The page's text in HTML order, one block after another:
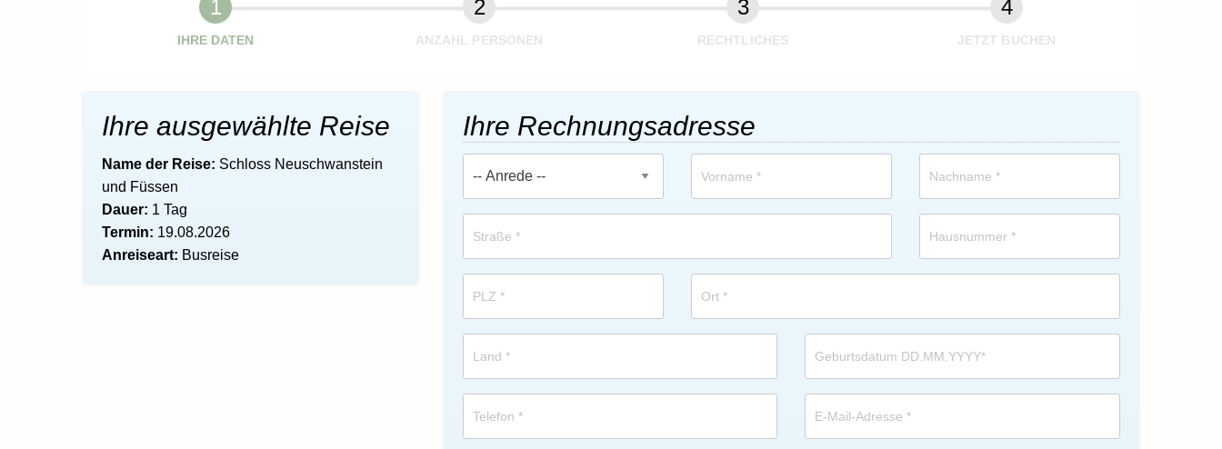
IHRE DATEN ANZAHL PERSONEN RECHTLICHES JETZT BUCHEN
Ihre ausgewählte Reise
Name der Reise: Schloss Neuschwanstein
und Füssen
Dauer: 1 Tag
Termin: 19.08.2026
Anreiseart: Busreise
Ihre Rechnungsadresse